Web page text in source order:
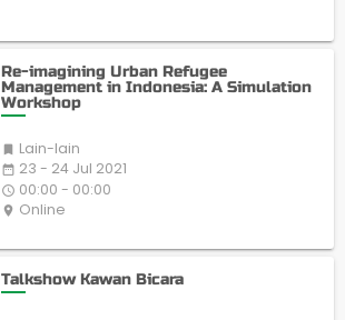
Re-imagining Urban Refugee
Management in Indonesia: A Simulation
Workshop
 Lain-lain
date_range 23 - 24 Jul 2021
access_time 00:00 - 00:00
place Online
Talkshow Kawan Bicara